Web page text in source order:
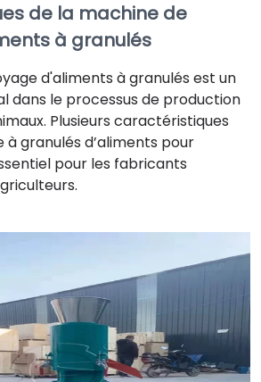
de la machine de
à granulés
d'aliments à granulés est un
dans le processus de production
Plusieurs caractéristiques
granulés d’aliments pour
pour les fabricants